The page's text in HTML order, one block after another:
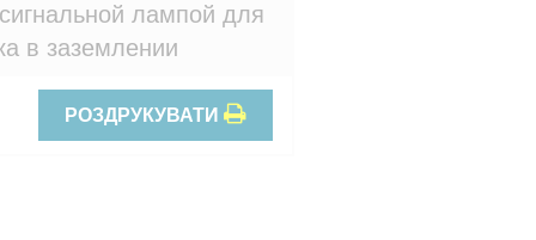
лампой для
в заземлении
РОЗДРУКУВАТИ